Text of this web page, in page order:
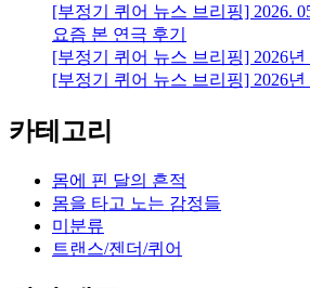
[부정기 퀴어 뉴스 브리핑] 2026.
요즘 본 연극 후기
[부정기 퀴어 뉴스 브리핑] 2026년
[부정기 퀴어 뉴스 브리핑] 2026년
카테고리
몸에 핀 달의 흔적
몸을 타고 노는 감정들
미분류
트랜스/젠더/퀴어